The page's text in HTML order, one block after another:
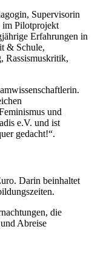
Supervisorin
im Pilotprojekt
Erfahrungen in
& Schule,
Rassismuskritik,
und
e.V. und ist
gedacht!“.
Darin beinhaltet
die
Abreise